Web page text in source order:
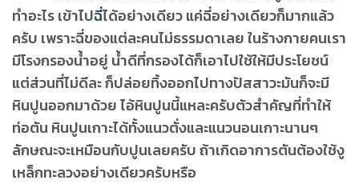
ทำอะไร เข้าไปฉี่ได้อย่างเดียว แค่ฉี่อย่างเดียวก็มากแล้ว
ครับ เพราะฉี่ของแต่ละคนไม่ธรรมดาเลย ในร้างกายคนเรา
มีโรงกรองน้ำอยู่ น้ำดีที่กรองได้ก็เอาไปใช้ให้มีประโยชน์
แต่ส่วนที่ไม่ดีละ ก็ปล่อยทิ้งออกไปทางปัสสาวะมันก็จะมี
หินปูนออกมาด้วย ไอ้หินปูนนี้แหละครับตัวสำคัญที่ทำให้
ท่อตัน หินปูนเกาะได้ทั้งแนวตั่งและแนวนอนเกาะนานๆ
ลักษณะจะเหมือนกับปูนเลยครับ ถ้าเกิดอาการตันต้องใช้งู
เหล็กทะลวงอย่างเดียวครับหรือ